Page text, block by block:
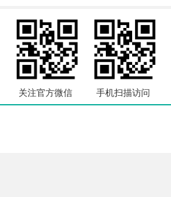
关注官方微信 手机扫描访问